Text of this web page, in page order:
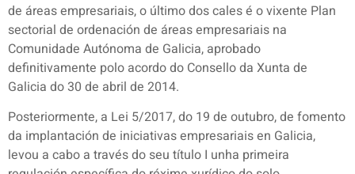
de áreas empresariais, o último dos cales é o vixente Plan
sectorial de ordenación de áreas empresariais na
Comunidade Autónoma de Galicia, aprobado
definitivamente polo acordo do Consello da Xunta de
Galicia do 30 de abril de 2014.
Posteriormente, a Lei 5/2017, do 19 de outubro, de fomento
da implantación de iniciativas empresariais en Galicia,
levou a cabo a través do seu título I unha primeira